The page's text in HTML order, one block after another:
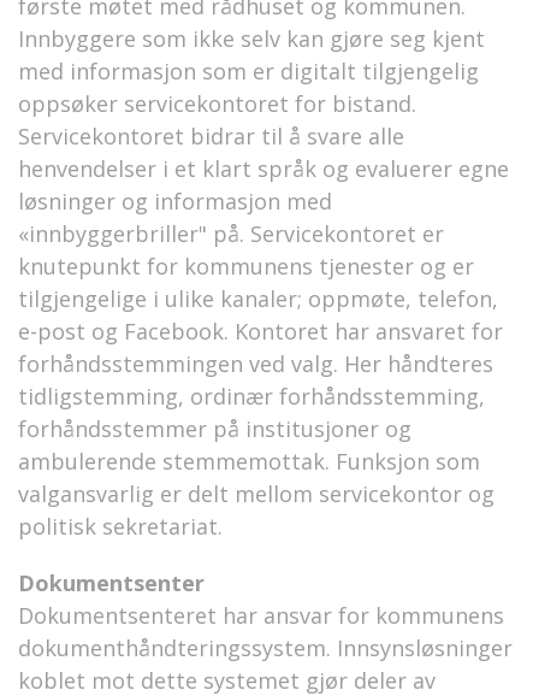
første møtet med rådhuset og kommunen.
Innbyggere som ikke selv kan gjøre seg kjent
med informasjon som er digitalt tilgjengelig
oppsøker servicekontoret for bistand.
Servicekontoret bidrar til å svare alle
henvendelser i et klart språk og evaluerer egne
løsninger og informasjon med
«innbyggerbriller" på. Servicekontoret er
knutepunkt for kommunens tjenester og er
tilgjengelige i ulike kanaler; oppmøte, telefon,
e-post og Facebook. Kontoret har ansvaret for
forhåndsstemmingen ved valg. Her håndteres
tidligstemming, ordinær forhåndsstemming,
forhåndsstemmer på institusjoner og
ambulerende stemmemottak. Funksjon som
valgansvarlig er delt mellom servicekontor og
politisk sekretariat.
Dokumentsenter
Dokumentsenteret har ansvar for kommunens
dokumenthåndteringssystem. Innsynsløsninger
koblet mot dette systemet gjør deler av